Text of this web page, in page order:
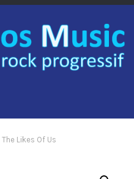
The Likes Of Us